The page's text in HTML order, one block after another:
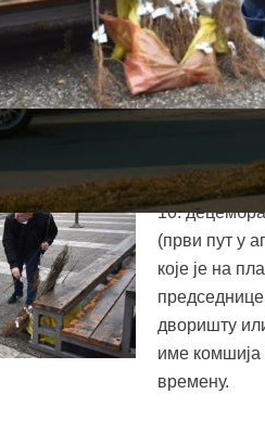
У оквиру
10.
(први пут у
које је на
дворишту
име комшија
времену.